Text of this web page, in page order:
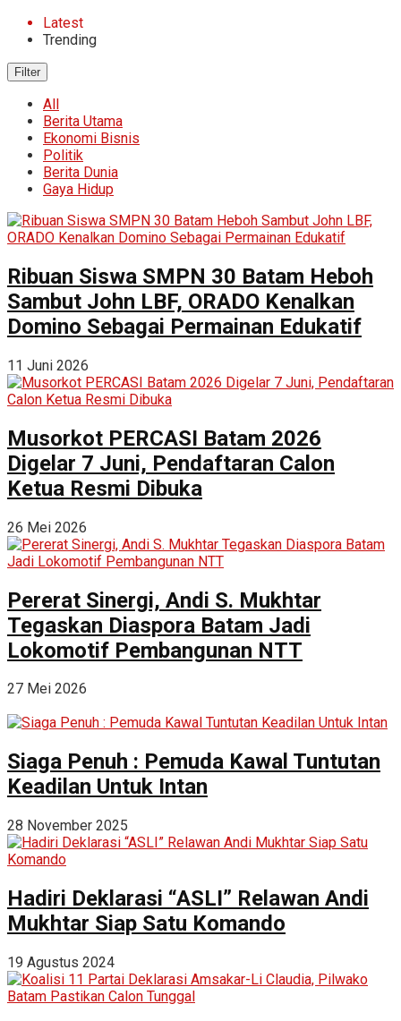
Latest
Trending
Filter
All
Berita Utama
Ekonomi Bisnis
Politik
Berita Dunia
Gaya Hidup
Ribuan Siswa SMPN 30 Batam Heboh
Sambut John LBF, ORADO Kenalkan
Domino Sebagai Permainan Edukatif
11 Juni 2026
Musorkot PERCASI Batam 2026
Digelar 7 Juni, Pendaftaran Calon
Ketua Resmi Dibuka
26 Mei 2026
Pererat Sinergi, Andi S. Mukhtar
Tegaskan Diaspora Batam Jadi
Lokomotif Pembangunan NTT
27 Mei 2026
Siaga Penuh : Pemuda Kawal Tuntutan
Keadilan Untuk Intan
28 November 2025
Hadiri Deklarasi “ASLI” Relawan Andi
Mukhtar Siap Satu Komando
19 Agustus 2024